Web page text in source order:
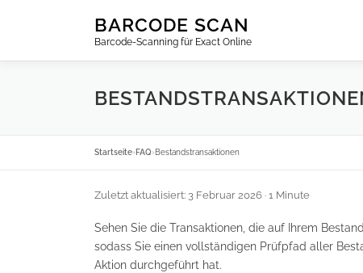
BARCODE SCAN
Barcode-Scanning für Exact Online
Startseite› FAQ›Bestandstransaktionen
Zuletzt aktualisiert: 3 Februar 2026 · 1 Minute
Sehen Sie die Transaktionen, die auf Ihrem
sodass Sie einen vollständigen Prüfpfad aller
Aktion durchgeführt hat.